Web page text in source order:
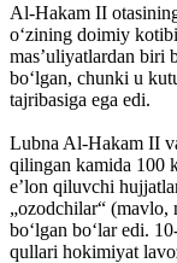
Al-Hakam II
oʻzining doimiy
mas’uliyatlardan biri
boʻlgan, chunki u
tajribasiga ega edi.
Lubna Al-Hakam II
qilingan kamida 100
eʼlon qiluvchi
„ozodchilar“
boʻlgan boʻlar edi.
qullari hokimiyat